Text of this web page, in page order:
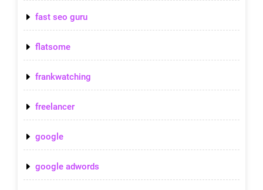
fast seo guru
flatsome
frankwatching
freelancer
google
google adwords